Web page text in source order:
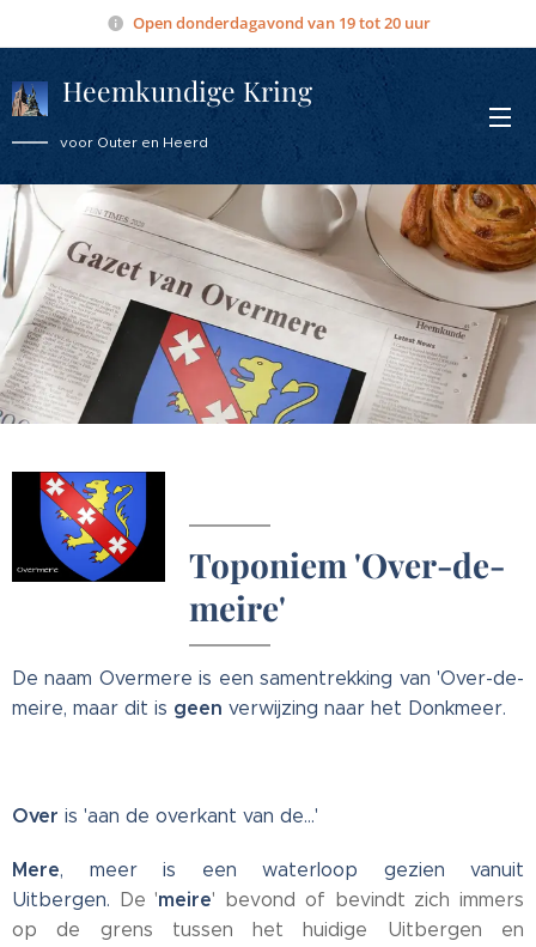
Open donderdagavond van 19 tot 20 uur
Heemkundige Kring
Overmere
voor Outer en Heerd
Toponiem 'Over-de-
meire'
De naam Overmere is een samentrekking van 'Over-de-
meire, maar dit is geen verwijzing naar het Donkmeer.
Over is 'aan de overkant van de...'
Mere, meer is een waterloop gezien vanuit
Uitbergen. De 'meire' bevond of bevindt zich immers
op de grens tussen het huidige Uitbergen en